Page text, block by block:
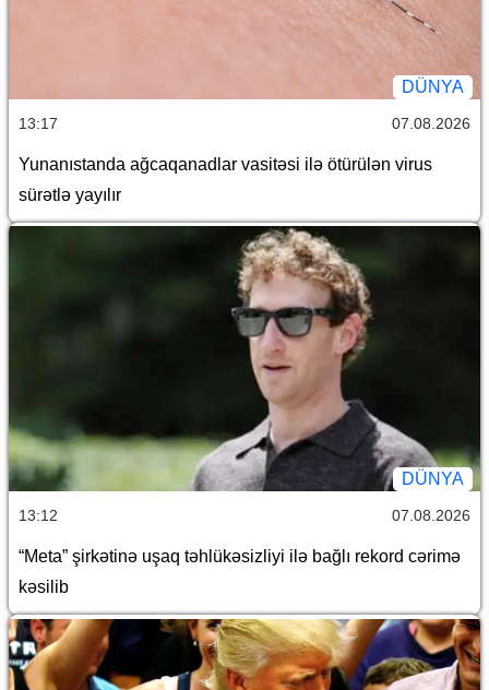
DÜNYA
13:17 07.08.2026
Yunanıstanda ağcaqanadlar vasitəsi ilə ötürülən virus
sürətlə yayılır
DÜNYA
13:12 07.08.2026
“Meta” şirkətinə uşaq təhlükəsizliyi ilə bağlı rekord cərimə
kəsilib